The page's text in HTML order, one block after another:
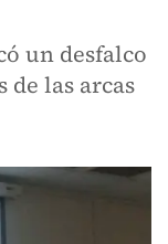
un desfalco
de las arcas